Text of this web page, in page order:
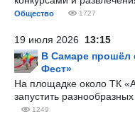
Общество 1727
19 июля 2026 13:15
В Самаре прошёл
Фест»
На площадке около ТК
запустить
1249